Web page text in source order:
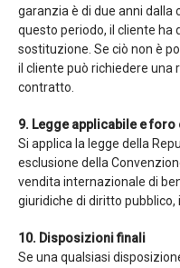
garanzia è di due anni dalla
questo periodo, il cliente ha
sostituzione. Se ciò non è
il cliente può richiedere una
contratto.
9. Legge applicabile e foro
Si applica la legge della
esclusione della
vendita internazionale di
giuridiche di diritto
10. Disposizioni finali
Se una qualsiasi